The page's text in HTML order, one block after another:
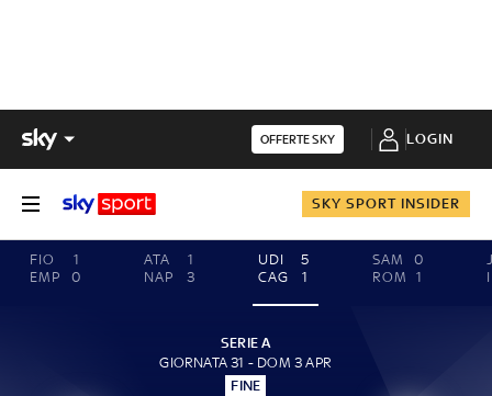
OFFERTE SKY LOGIN
SKY SPORT INSIDER
FIO
1
EMP
0
ATA
1
NAP
3
UDI
5
CAG
1
SAM
0
ROM
1
SERIE A
GIORNATA 31 - DOM 3 APR
FINE